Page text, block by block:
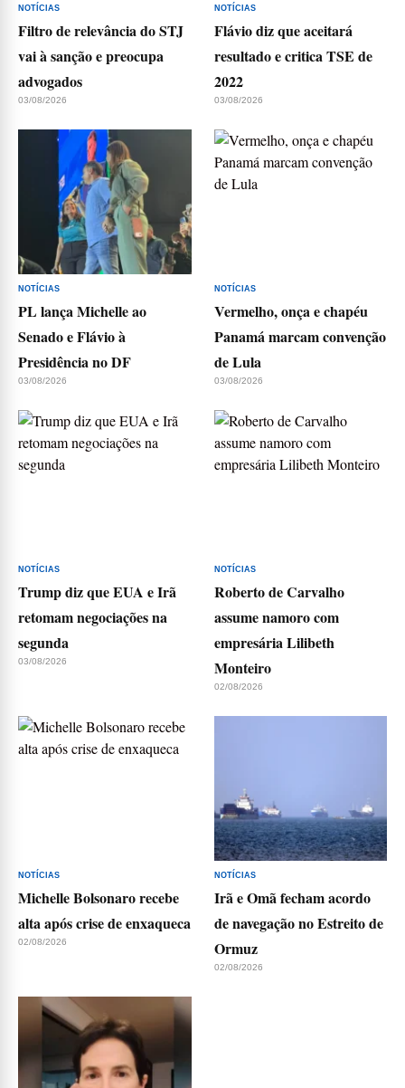
NOTÍCIAS
Filtro de relevância do STJ
vai à sanção e preocupa
advogados
03/08/2026
NOTÍCIAS
Flávio diz que aceitará
resultado e critica TSE de
2022
03/08/2026
NOTÍCIAS
PL lança Michelle ao
Senado e Flávio à
Presidência no DF
03/08/2026
NOTÍCIAS
Vermelho, onça e chapéu
Panamá marcam convenção
de Lula
03/08/2026
NOTÍCIAS
Trump diz que EUA e Irã
retomam negociações na
segunda
03/08/2026
NOTÍCIAS
Roberto de Carvalho
assume namoro com
empresária Lilibeth
Monteiro
02/08/2026
NOTÍCIAS
Michelle Bolsonaro recebe
alta após crise de enxaqueca
02/08/2026
NOTÍCIAS
Irã e Omã fecham acordo
de navegação no Estreito de
Ormuz
02/08/2026